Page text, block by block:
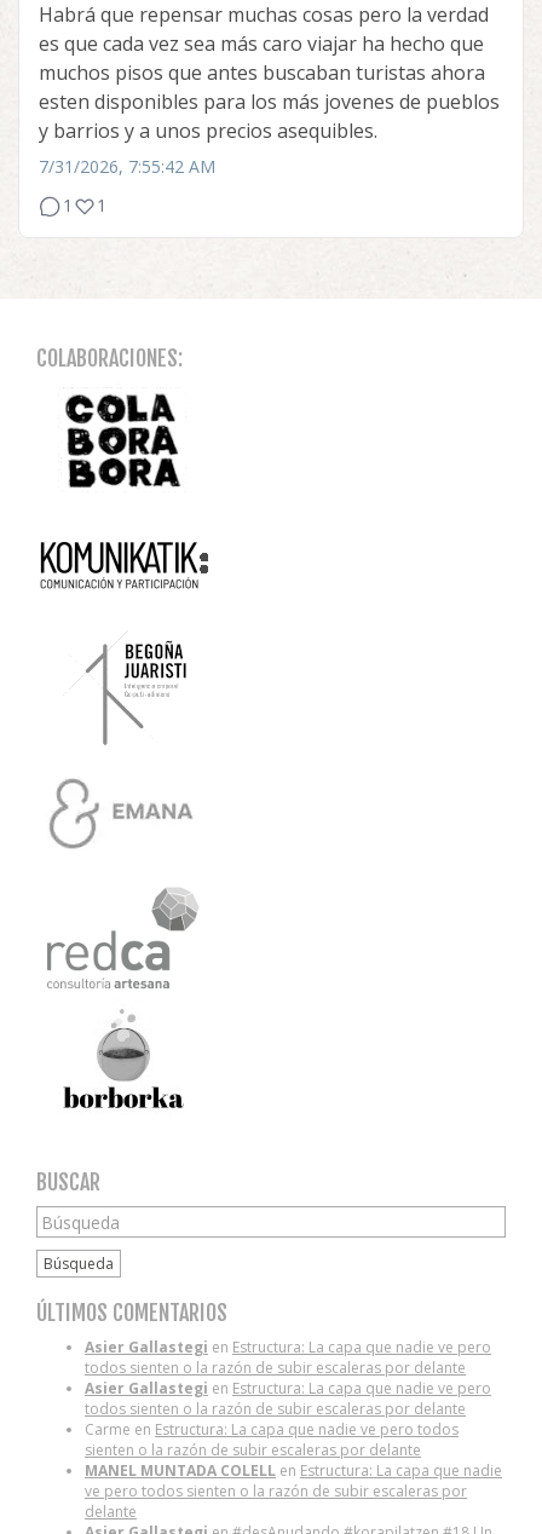
Habrá que repensar muchas cosas pero la verdad
es que cada vez sea más caro viajar ha hecho que
muchos pisos que antes buscaban turistas ahora
esten disponibles para los más jovenes de pueblos
y barrios y a unos precios asequibles.
7/31/2026, 7:55:42 AM
1
1
COLABORACIONES:
BUSCAR
Búsqueda
ÚLTIMOS COMENTARIOS
Asier Gallastegi en Estructura: La capa que nadie ve pero
todos sienten o la razón de subir escaleras por delante
Asier Gallastegi en Estructura: La capa que nadie ve pero
todos sienten o la razón de subir escaleras por delante
Carme en Estructura: La capa que nadie ve pero todos
sienten o la razón de subir escaleras por delante
MANEL MUNTADA COLELL en Estructura: La capa que nadie
ve pero todos sienten o la razón de subir escaleras por
delante